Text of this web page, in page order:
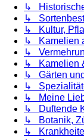
↳
↳
↳ Kultur,
↳ Kamelien
↳
↳ Kamelien
↳ Gärten
↳
↳ Meine
↳ Duftende
↳ Botanik,
↳